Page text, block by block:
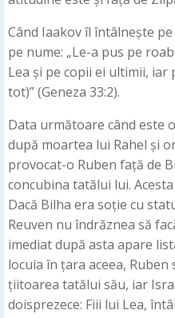
Când Iaakov îl întâlnește
pe nume: „Le-a pus pe
Lea și pe copii ei ultimii, iar
tot)” (Geneza 33:2).
Data următoare când este
după moartea lui Rahel și
provocat-o Ruben față de
concubina tatălui lui.
Dacă Bilha era soție cu
Reuven nu îndrăznea să
imediat după asta apare
locuia în țara aceea, Ruben
țiitoarea tatălui său, iar
doisprezece: Fiii lui Lea,